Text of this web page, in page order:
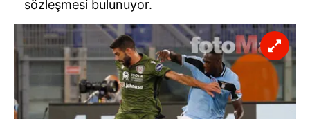
sözleşmesi bulunuyor.